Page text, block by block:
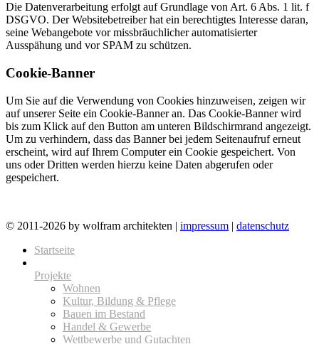
Die Datenverarbeitung erfolgt auf Grundlage von Art. 6 Abs. 1 lit. f
DSGVO. Der Websitebetreiber hat ein berechtigtes Interesse daran,
seine Webangebote vor missbräuchlicher automatisierter
Ausspähung und vor SPAM zu schützen.
Cookie-Banner
Um Sie auf die Verwendung von Cookies hinzuweisen, zeigen wir
auf unserer Seite ein Cookie-Banner an. Das Cookie-Banner wird
bis zum Klick auf den Button am unteren Bildschirmrand angezeigt.
Um zu verhindern, dass das Banner bei jedem Seitenaufruf erneut
erscheint, wird auf Ihrem Computer ein Cookie gespeichert. Von
uns oder Dritten werden hierzu keine Daten abgerufen oder
gespeichert.
© 2011-2026 by wolfram architekten | impressum | datenschutz
Startseite
Projekte
Wohnen
Kultur, Bildung & Pflege
Bauen im Bestand
Handel & Gewerbe
Wettbewerbe und Gutachten